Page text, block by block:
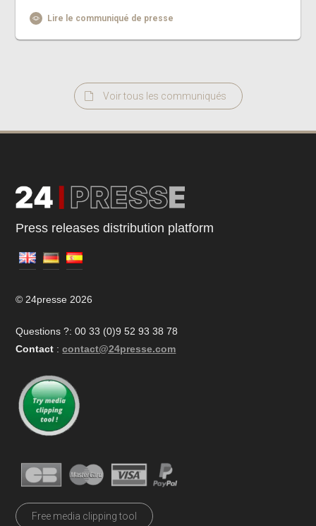
Lire le communiqué de presse
Voir tous les communiqués
Press releases distribution platform
© 24presse 2026
Questions ?: 00 33 (0)9 52 93 38 78
Contact : contact@24presse.com
Free media clipping tool